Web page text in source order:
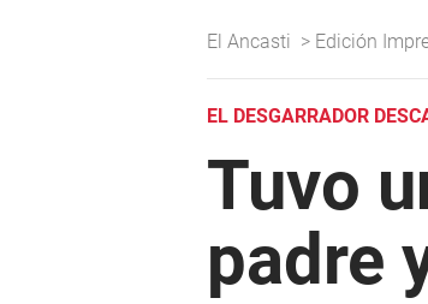
El Ancasti > Edición
EL DESGARRADOR
Tuvo
padre